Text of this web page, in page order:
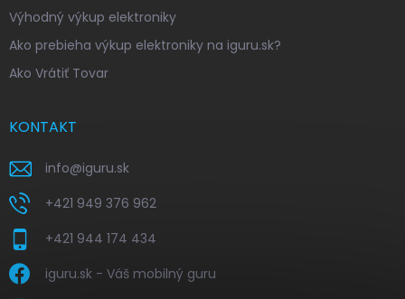
Výhodný výkup elektroniky
Ako prebieha výkup elektroniky na iguru.sk?
Ako Vrátiť Tovar
KONTAKT
info@iguru.sk
+421 949 376 962
+421 944 174 434
iguru.sk - Váš mobilný guru